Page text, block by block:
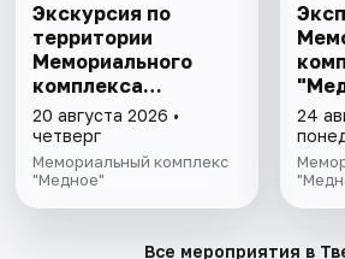
Экскурсия по
территории
Мемориального
комплекса
"Медное"
20 августа 2026 •
четверг
Мемориальный комплекс
"Медное"
24
Все мероприятия в